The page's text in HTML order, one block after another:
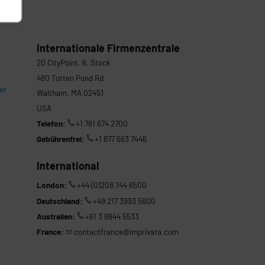
Internationale Firmenzentrale
20 CityPoint, 6. Stock
480 Totten Pond Rd
Waltham, MA 02451
USA
Telefon:
+1 781 674 2700
Gebührenfrei:
+1 877 663 7446
International
London:
+44 (0)208 744 6500
Deutschland:
+49 217 3993 5600
Australien:
+61 3 8844 5533
France:
contactfrance@imprivata.com